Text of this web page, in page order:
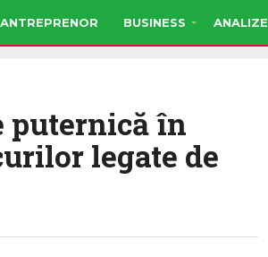
BUSINESS ANALIZE
puternică în
legate de